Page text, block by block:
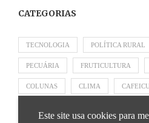
CATEGORIAS
TECNOLOGIA POLÍTICA RURAL
PECUÁRIA FRUTICULTURA
COLUNAS CLIMA
Este site usa cookies para